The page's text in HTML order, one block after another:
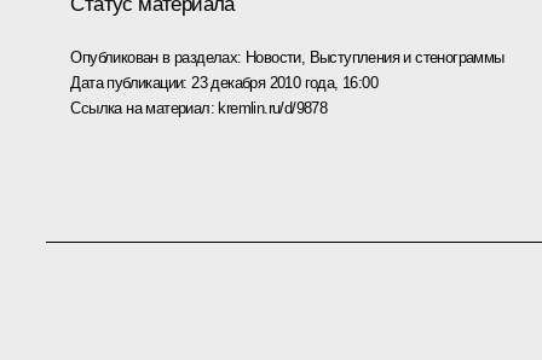
Опубликован в разделах: Новости, Выступления и стенограммы
Дата публикации: 23 декабря 2010 года, 16:00
Ссылка на материал: kremlin.ru/d/9878